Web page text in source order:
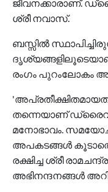
ജീവനക്കാരാണ്.
ശ്രീ നവാസ്.
ബസ്സില്‍
രംഗം പുറംലോകം
തന്നെയാണ്
മനോഭാവം.
അപകടങ്ങള്‍
രക്ഷിച്ച ശ്രീ
അഭിനന്ദനങ്ങള്‍